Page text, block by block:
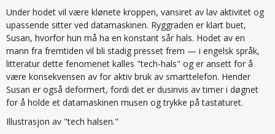
Under hodet vil være klønete kroppen, vansiret av lav aktivitet og
upassende sitter ved datamaskinen. Ryggraden er klart buet,
Susan, hvorfor hun må ha en konstant sår hals. Hodet av en
mann fra fremtiden vil bli stadig presset frem — i engelsk språk,
litteratur dette fenomenet kalles "tech-hals" og er ansett for å
være konsekvensen av for aktiv bruk av smarttelefon. Hender
Susan er også deformert, fordi det er dusinvis av timer i døgnet
for å holde et datamaskinen musen og trykke på tastaturet.
Illustrasjon av "tech halsen."